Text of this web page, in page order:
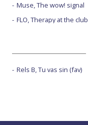
Muse, The wow! signal
FLO, Therapy at the club
Rels B, Tu vas sin (fav)